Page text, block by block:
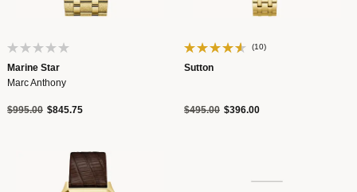
Marine Star
Marc Anthony
Precio reducido de
$995.00a$845.75
(10)
Sutton
Precio reducido de
$495.00a$396.00